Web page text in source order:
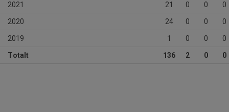
2021 21 0 0 0
2020 24 0 0 0
2019 1 0 0 0
Totalt 136 2 0 0